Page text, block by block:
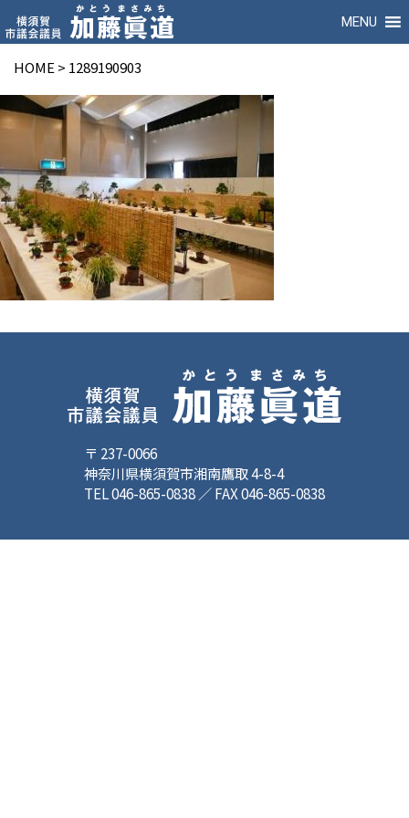
MENU
HOME > 1289190903
〒 237-0066
神奈川県横須賀市湘南鷹取 4-8-4
TEL 046-865-0838 ／ FAX 046-865-0838